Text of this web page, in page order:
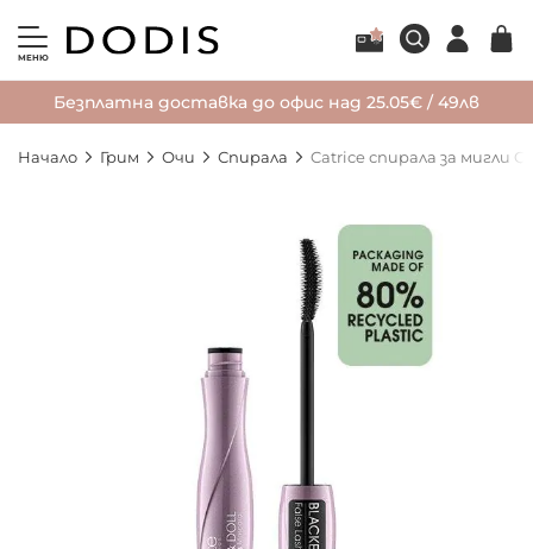
МЕНЮ
Безплатна доставка до офис над 25.05€ / 49лв
Начало Грим Очи Спирала Catrice спирала за мигли